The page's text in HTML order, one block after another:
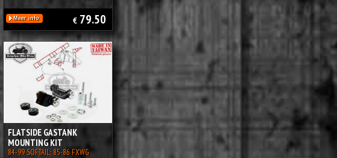
Meer info € 79.50
FLATSIDE GASTANK
MOUNTING KIT
84-99 SOFTAIL; 85-86 FXWG